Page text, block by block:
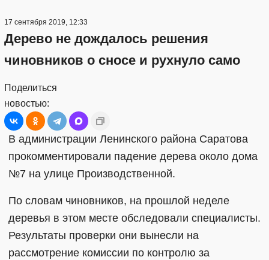
17 сентября 2019, 12:33
Дерево не дождалось решения
чиновников о сносе и рухнуло само
Поделиться
новостью:
В администрации Ленинского района Саратова
прокомментировали падение дерева около дома
№7 на улице Производственной.
По словам чиновников, на прошлой неделе
деревья в этом месте обследовали специалисты.
Результаты проверки они вынесли на
рассмотрение комиссии по контролю за